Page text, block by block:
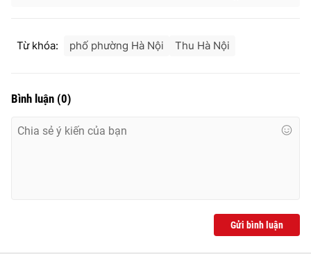
Từ khóa: phố phường Hà Nội Thu Hà Nội
Bình luận (0)
Gửi bình luận